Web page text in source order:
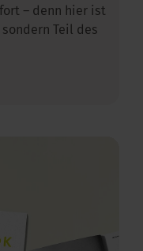
– denn hier ist
Teil des